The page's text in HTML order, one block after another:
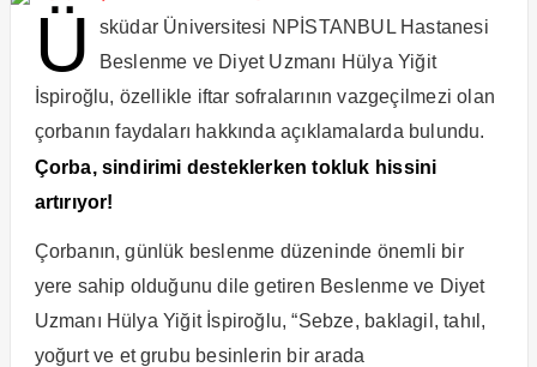
Ü
sküdar Üniversitesi NPİSTANBUL Hastanesi
Beslenme ve Diyet Uzmanı Hülya Yiğit
İspiroğlu, özellikle iftar sofralarının vazgeçilmezi olan
çorbanın faydaları hakkında açıklamalarda bulundu.
Çorba, sindirimi desteklerken tokluk hissini
artırıyor!
Çorbanın, günlük beslenme düzeninde önemli bir
yere sahip olduğunu dile getiren Beslenme ve Diyet
Uzmanı Hülya Yiğit İspiroğlu, “Sebze, baklagil, tahıl,
yoğurt ve et grubu besinlerin bir arada